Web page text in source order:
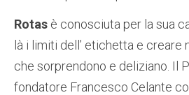
Rotas è conosciuta per la sua
là i limiti dell’ etichetta e creare
che sorprendono e deliziano. Il
fondatore Francesco Celante